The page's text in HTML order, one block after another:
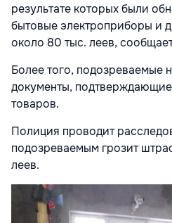
результате которых были
бытовые электроприборы и
около 80 тыс. леев,
Более того, подозреваемые
документы,
товаров.
Полиция проводит
подозреваемым грозит
леев.